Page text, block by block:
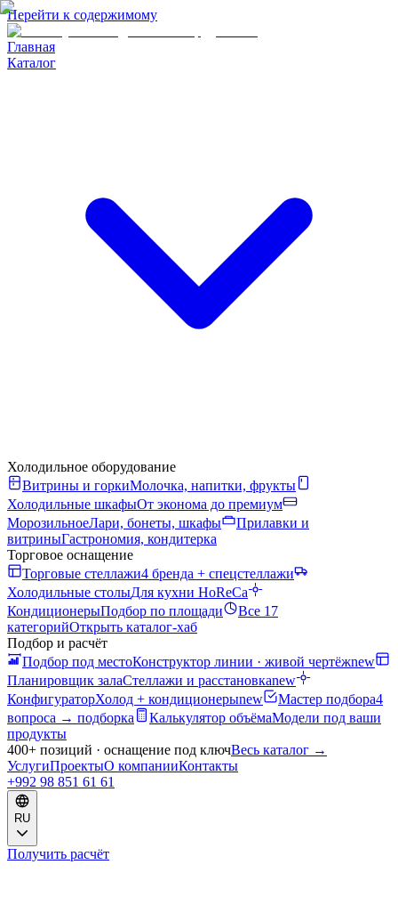
Перейти к содержимому
Главная
Каталог
Холодильное оборудование
Витрины и горкиМолочка, напитки, фрукты
Холодильные шкафыОт эконома до премиум
МорозильноеЛари, бонеты, шкафы
Прилавки и
витриныГастрономия, кондитерка
Торговое оснащение
Торговые стеллажи4 бренда + спецстеллажи
Холодильные столыДля кухни HoReCa
КондиционерыПодбор по площади
Все 17
категорийОткрыть каталог-хаб
Подбор и расчёт
Подбор под местоКонструктор линии · живой чертёжnew
Планировщик залаСтеллажи и расстановкаnew
КонфигураторХолод + кондиционерыnew Мастер подбора4
вопроса → подборка
Калькулятор объёмаМодели под ваши
продукты
400+ позиций · оснащение под ключВесь каталог →
УслугиПроектыО компанииКонтакты
+992 98 851 61 61
RU
Получить расчёт